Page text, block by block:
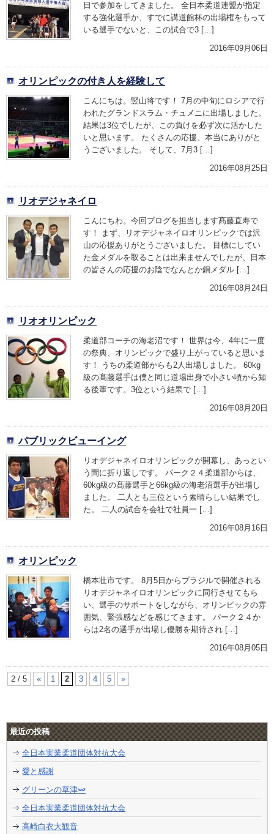
日で参加をしてきました。 全日本柔道連盟が指定
する強化選手か、すでに講道館杯の出場権をもって
いる選手でないと、この試合で3 […]
2016年09月06日
オリンピックの付き人を経験して
こんにちは。竪山将です！ 7月の中旬にロシアで行
われたグランドスラム・チュメニに出場しました。
結果は3位でしたが、この負けを必ず次に活かした
いと思います。 たくさんの応援、本当にありがと
うございました。 そして、7月3 […]
2016年08月25日
リオデジャネイロ
こんにちわ。今回ブログを担当します髙藤直寿で
す！ まず、リオデジャネイロオリンピックでは沢
山の応援ありがとうございました。 目標にしてい
た金メダルを取ることは出来ませんでしたが、日本
の皆さんの応援のお陰でなんとか銅メダル […]
2016年08月24日
リオオリンピック
柔道部コーチの海老沼です！ 世界は今、4年に一度
の祭典、オリンピックで盛り上がっていると思いま
す！ うちの柔道部からも2人出場しました。 60kg
級の髙藤選手は僕と同じ道場出身で小さい頃から知
る後輩です。3位という結果で […]
2016年08月20日
パブリックビューイング
リオデジャネイロオリンピックが開幕し、あっとい
う間に折り返しです。 パーク２４柔道部からは、
60kg級の髙藤選手と66kg級の海老沼選手が出場し
ました。 二人とも三位という素晴らしい結果でし
た。 二人の試合を会社で社員一 […]
2016年08月16日
オリンピック
橋本壮市です。 8月5日からブラジルで開催される
リオデジャネイロオリンピックに同行させてもら
い、選手のサポートをしながら、オリンピックの雰
囲気、緊張感などを感じてきます。 パーク２４か
らは2名の選手が出場し優勝を期待され […]
2016年08月05日
2 / 5 « 1 2 3 4 5 »
最近の投稿
全日本実業柔道団体対抗大会
愛と感謝
グリーンの草津🫛
全日本実業柔道団体対抗大会
高崎白衣大観音